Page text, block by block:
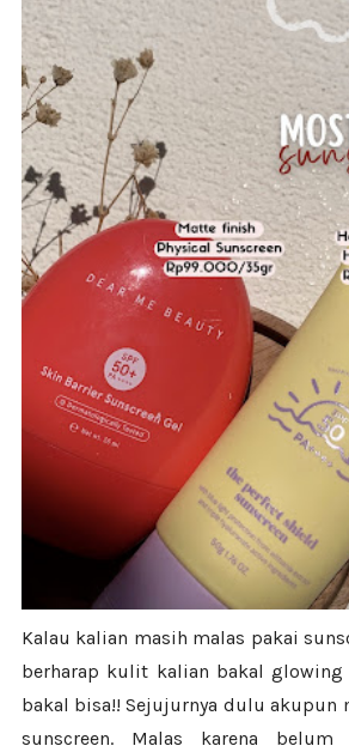
Kalau kalian masih malas pakai
berharap kulit kalian bakal glowing
bakal bisa!! Sejujurnya dulu akupun
sunscreen. Malas karena